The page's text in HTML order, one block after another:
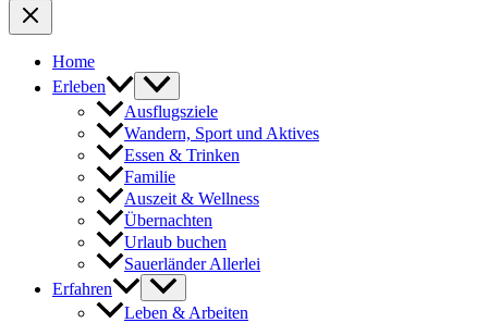
Home
Erleben
Ausflugsziele
Wandern, Sport und Aktives
Essen & Trinken
Familie
Auszeit & Wellness
Übernachten
Urlaub buchen
Sauerländer Allerlei
Erfahren
Leben & Arbeiten